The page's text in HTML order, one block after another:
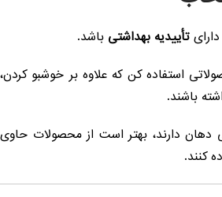
تأییدیه بهداشتی باشد.
استفاده کن که علاوه بر خوشبو کردن،
باشند.
دارند، بهتر است از محصولات حاوی
کنند.